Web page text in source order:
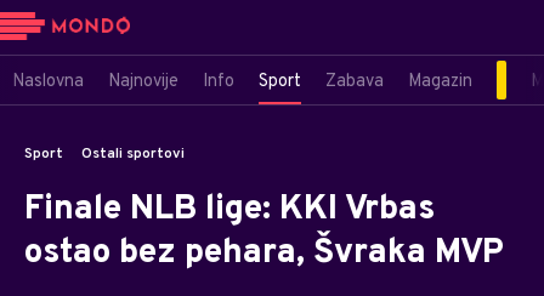
Naslovna Najnovije Info Sport Zabava Magazin
Sport Ostali sportovi
Finale NLB lige: KKI Vrbas
ostao bez pehara, Švraka MVP